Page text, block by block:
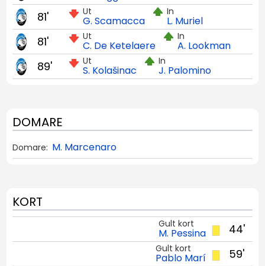
Ut
G. Scamacca
In
L. Muriel
81'
Ut
C. De Ketelaere
In
A. Lookman
81'
Ut
S. Kolašinac
In
J. Palomino
89'
DOMARE
Domare: M. Marcenaro
KORT
44'
Gult kort
M. Pessina
59'
Gult kort
Pablo Marí